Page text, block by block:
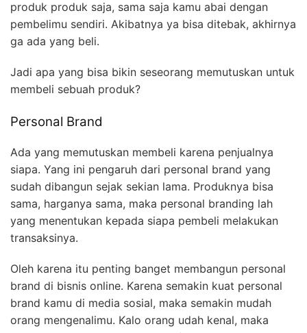
produk produk saja, sama saja kamu abai dengan
pembelimu sendiri. Akibatnya ya bisa ditebak, akhirnya
ga ada yang beli.
Jadi apa yang bisa bikin seseorang memutuskan untuk
membeli sebuah produk?
Personal Brand
Ada yang memutuskan membeli karena penjualnya
siapa. Yang ini pengaruh dari personal brand yang
sudah dibangun sejak sekian lama. Produknya bisa
sama, harganya sama, maka personal branding lah
yang menentukan kepada siapa pembeli melakukan
transaksinya.
Oleh karena itu penting banget membangun personal
brand di bisnis online. Karena semakin kuat personal
brand kamu di media sosial, maka semakin mudah
orang mengenalimu. Kalo orang udah kenal, maka